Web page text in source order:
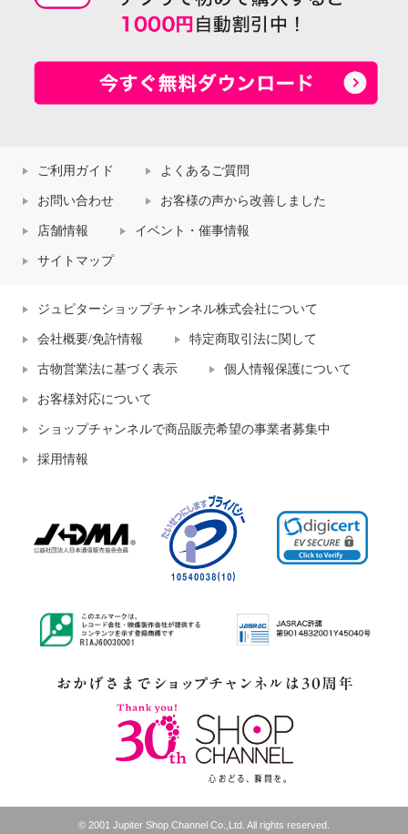
ご利用ガイド よくあるご質問
お問い合わせ お客様の声から改善しました
店舗情報 イベント・催事情報
サイトマップ
ジュピターショップチャンネル株式会社について
会社概要/免許情報 特定商取引法に関して
古物営業法に基づく表示 個人情報保護について
お客様対応について
ショップチャンネルで商品販売希望の事業者募集中
採用情報
© 2001 Jupiter Shop Channel Co.,Ltd. All rights reserved.